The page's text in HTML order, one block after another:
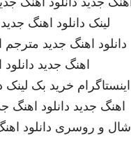
لینک دانلود اهنگ جدید
دانلود اهنگ جدید مترجم
اهنگ جدید
اینستاگرام خرید بک لینک
اهنگ جدید دانلود اهنگ
شال و روسری دانلود